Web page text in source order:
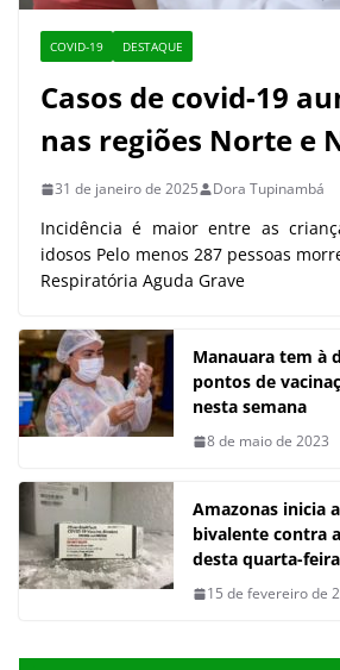
COVID-19 DESTAQUE
Casos de covid-19
nas regiões Norte e
31 de janeiro de 2025 Dora Tupinambá
Incidência é maior entre as
idosos Pelo menos 287 pessoas
Respiratória Aguda Grave
Manauara tem à
pontos de
nesta semana
8 de maio de 2023
Amazonas inicia
bivalente contra
desta quarta-feira
15 de fevereiro de